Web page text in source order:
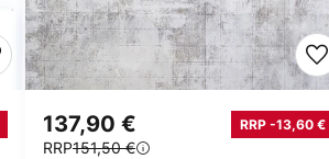
137,90 € RRP -13,60 €
RRP151,50 €